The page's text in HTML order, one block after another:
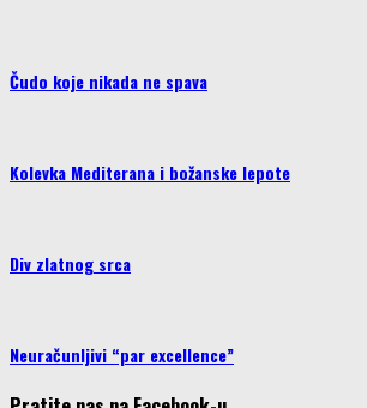
Čudo koje nikada ne spava
Kolevka Mediterana i božanske lepote
Div zlatnog srca
Neuračunljivi “par excellence”